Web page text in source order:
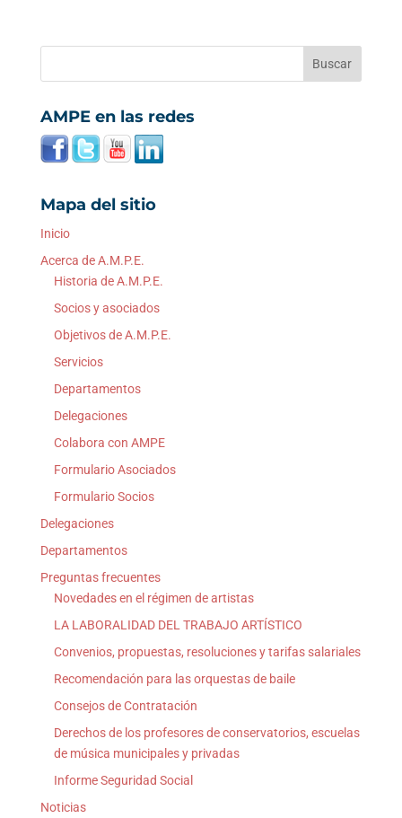
AMPE en las redes
Mapa del sitio
Inicio
Acerca de A.M.P.E.
Historia de A.M.P.E.
Socios y asociados
Objetivos de A.M.P.E.
Servicios
Departamentos
Delegaciones
Colabora con AMPE
Formulario Asociados
Formulario Socios
Delegaciones
Departamentos
Preguntas frecuentes
Novedades en el régimen de artistas
LA LABORALIDAD DEL TRABAJO ARTÍSTICO
Convenios, propuestas, resoluciones y tarifas salariales
Recomendación para las orquestas de baile
Consejos de Contratación
Derechos de los profesores de conservatorios, escuelas
de música municipales y privadas
Informe Seguridad Social
Noticias